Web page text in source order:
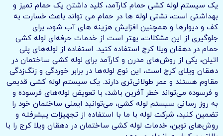
یک سیستم لوله کشی حمام کارآمد، کلید داشتن یک حمام تمیز و
بهداشتی است، نشتی لوله ها در حمام می تواند باعث خسارت به
کف و دیوارها و همچنین افزایش هزینه های آب شود، برای
جلوگیری از این مشکلات، بهتر است از خدمات حرفه‌ای لوله کشی
حمام در دهقان ویلا کرج استفاده کنید. استفاده از لوله‌های پلی
اتیلن، یکی از روش‌های مدرن و کارآمد برای لوله کشی ساختمان‌ در
دهقان ویلای کرج است، این نوع لوله‌ها در برابر خوردگی و زنگ‌زدگی
مقاوم هستند و عمر طولانی‌تری دارند. یک سیستم لوله کشی قدیمی
و فرسوده می‌تواند خطر آفرین باشد، با تعویض لوله‌های فرسوده و
به روز رسانی سیستم لوله کشی، می‌توانید ایمنی ساختمان خود را
تضمین کنید، شرکت لوله با ما با استفاده از تجهیزات پیشرفته و
روش‌های نوین، خدمات لوله کشی ساختمان در دهقان ویلا کرج را با